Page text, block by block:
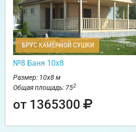
БРУС КАМЕРНОЙ СУШКИ
№8 Баня 10х8
Размер: 10х8 м
Общая площадь: 752
от 1365300